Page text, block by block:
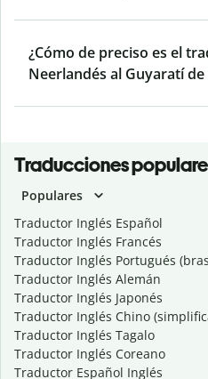
¿Cómo de preciso es el
Neerlandés al Guyaratí
Traducciones
Populares
Traductor Inglés Español
Traductor Inglés Francés
Traductor Inglés Portugués
Traductor Inglés Alemán
Traductor Inglés Japonés
Traductor Inglés Chino
Traductor Inglés Tagalo
Traductor Inglés Coreano
Traductor Español Inglés